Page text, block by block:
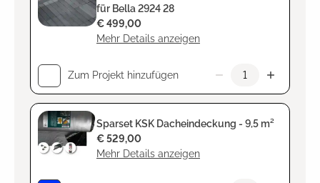
für Bella 2924 28
Mehr Details anzeigen
€ 499,00
Zum Projekt hinzufügen
Sparset KSK Dacheindeckung - 9,5 m²
Mehr Details anzeigen
€ 529,00